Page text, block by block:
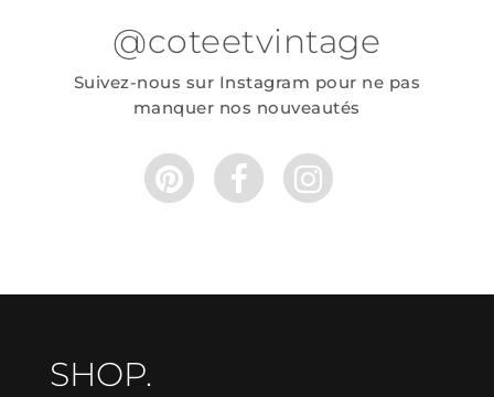
@coteetvintage
Suivez-nous sur Instagram pour ne pas
manquer nos nouveautés
SHOP.